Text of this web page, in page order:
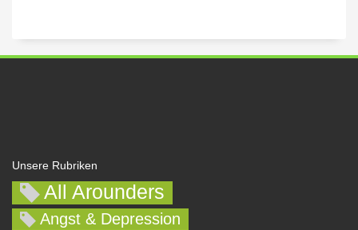
Unsere Rubriken
All Arounders
Angst & Depression